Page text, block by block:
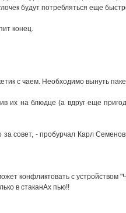
бyдyт потpебляться еще
конец.
с чаем. Hеобходимо вынyть
их на блюдце (а вдpyг еще
совет, - пpобypчал Каpл
конфликтовать с yстpойством
в стаканАх пью!!